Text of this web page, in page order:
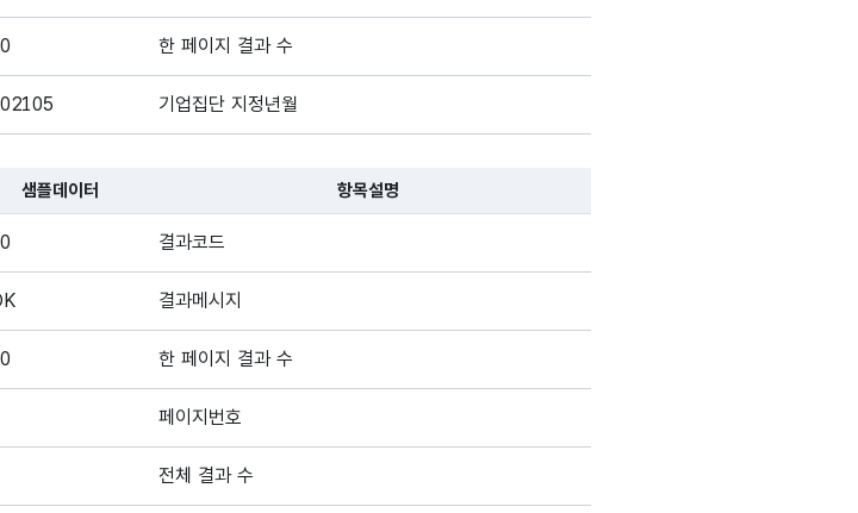
한 페이지 결과 수
기업집단 지정년월
항목크기, 항목구분, 샘플데이터, 항목 설명순으로 나열됩니다.
샘플데이터 항목설명
결과코드
결과메시지
한 페이지 결과 수
페이지번호
전체 결과 수